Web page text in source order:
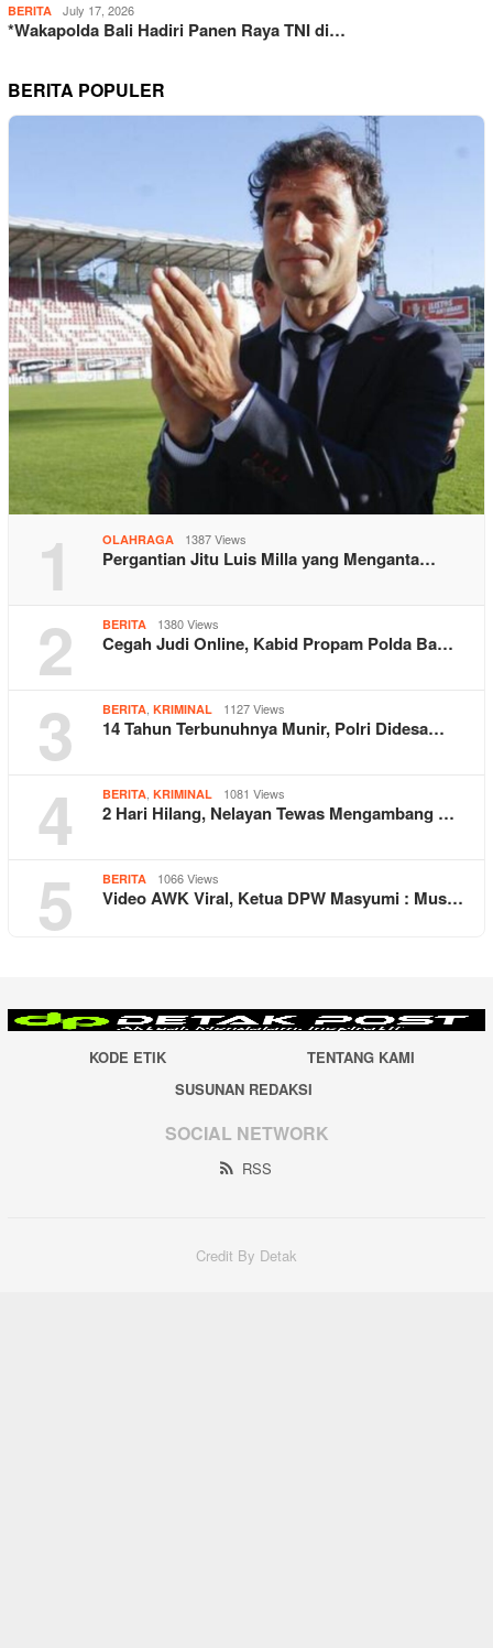
BERITA July 17, 2026
*Wakapolda Bali Hadiri Panen Raya TNI di…
BERITA POPULER
1 OLAHRAGA 1387 Views
Pergantian Jitu Luis Milla yang Menganta…
2 BERITA 1380 Views
Cegah Judi Online, Kabid Propam Polda Ba…
3 BERITA KRIMINAL 1127 Views
14 Tahun Terbunuhnya Munir, Polri Didesa…
4 BERITA KRIMINAL 1081 Views
2 Hari Hilang, Nelayan Tewas Mengambang …
5 BERITA 1066 Views
Video AWK Viral, Ketua DPW Masyumi : Mus…
KODE ETIK
TENTANG KAMI
SUSUNAN REDAKSI
SOCIAL NETWORK
RSS
Credit By Detak